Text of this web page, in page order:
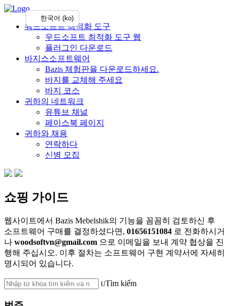
워드소프트 최적화 도구
우드소프트 최적화 도구 웹
플러그인 다운로드
바지스소프트웨어
Bazis 체험판을 다운로드하세요.
바지를 교체해 주세요
바지 코스
귀하의 네트워크
유튜브 채널
페이스북 페이지
귀하와 채용
연락하다
신병 모집
쇼핑 가이드
웹사이트에서 Bazis Mebelshik의 기능을 꼼꼼히 검토하신 후
소프트웨어 구매를 결정하셨다면, 01656151084 로 전화하시거
나 woodsoftvn@gmail.com 으로 이메일을 보내 계약 협상을 진
행해 주십시오. 이후 절차는 소프트웨어 구현 계약서에 자세히
명시되어 있습니다.
Tìm kiếm
한국어 (ko)